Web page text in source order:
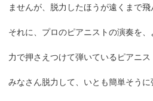
ませんが、脱力したほうが遠くまで飛
それに、プロのピアニストの演奏を、
力で押さえつけて弾いているピアニス
みなさん脱力して、いとも簡単そうに